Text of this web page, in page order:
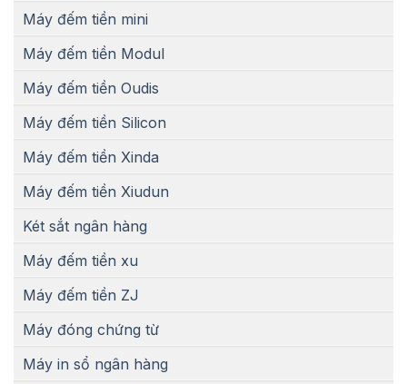
Máy đếm tiền mini
Máy đếm tiền Modul
Máy đếm tiền Oudis
Máy đếm tiền Silicon
Máy đếm tiền Xinda
Máy đếm tiền Xiudun
Két sắt ngân hàng
Máy đếm tiền xu
Máy đếm tiền ZJ
Máy đóng chứng từ
Máy in sổ ngân hàng